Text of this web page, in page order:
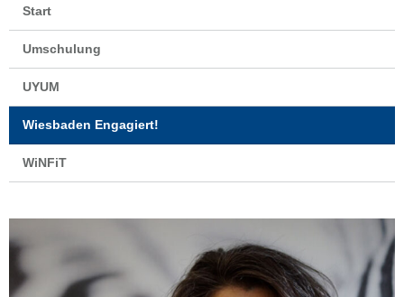
Start
Umschulung
UYUM
Wiesbaden Engagiert!
WiNFiT